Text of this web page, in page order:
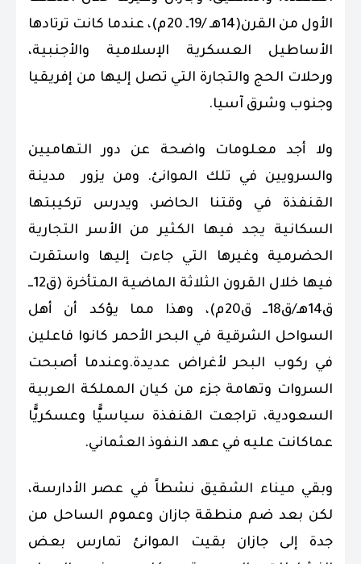
الأول من القرن(14هـ /19ـ 20م)، عندما كانت ترتادها
الأساطيل العسكرية الإسلامية والأجنبية،
ورحلات الحج والتجارة التي تصل إليها من إفريقيا
وجنوب وشرق آسيا.
ولا أجد معلومات واضحة عن دور التهاميين
والسرويين في تلك الموانئ. ومن يزور مدينة
القنفذة في وقتنا الحاضر، ويدرس تركيبتها
السكانية يجد فيها الكثير من الأسر التجارية
الحضرمية وغيرها التي جاءت إليها واستقرت
فيها خلال القرون الثلاثة الماضية المتأخرة (ق12ــ
ق14هـ/ق18ــ ق20م)، وهذا مما يؤكد أن أهل
السواحل الشرقية في البحر الأحمر كانوا فاعلين
في ركوب البحر لأغراض عديدة.وعندما أصبحت
السروات وتهامة جزء من كيان المملكة العربية
السعودية، تراجعت القنفذة سياسيًّا وعسكريًّا
عماكانت عليه في عهد النفوذ العثماني.
وبقي ميناء الشقيق نشطاً في عصر الأدارسة،
لكن بعد ضم منطقة جازان وعموم الساحل من
جدة إلى جازان بقيت الموانئ تمارس بعض